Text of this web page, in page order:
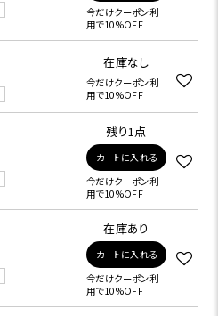
今だけクーポン利
用で10%OFF
在庫なし
今だけクーポン利
用で10%OFF
残り1点
カートに入れる
今だけクーポン利
用で10%OFF
在庫あり
カートに入れる
今だけクーポン利
用で10%OFF